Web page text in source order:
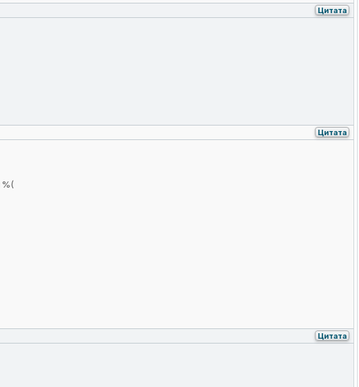
Цитата
Цитата
%(
Цитата